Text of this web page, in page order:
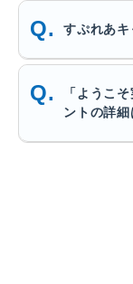
すぷれあ
「ようこ
ントの詳細